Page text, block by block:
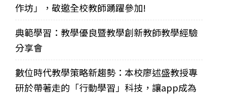
作坊」，敬邀全校教師踴躍參加!
典範學習：教學優良暨教學創新教師教學經驗
分享會
數位時代教學策略新趨勢：本校廖述盛教授專
研於帶著走的「行動學習」科技，讓app成為